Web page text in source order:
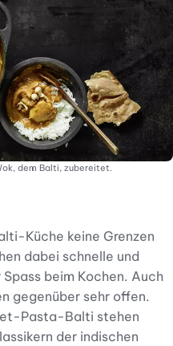
dem Balti, zubereitet.
Küche keine Grenzen
dabei schnelle und
beim Kochen. Auch
gegenüber sehr offen.
Pasta-Balti stehen
der indischen